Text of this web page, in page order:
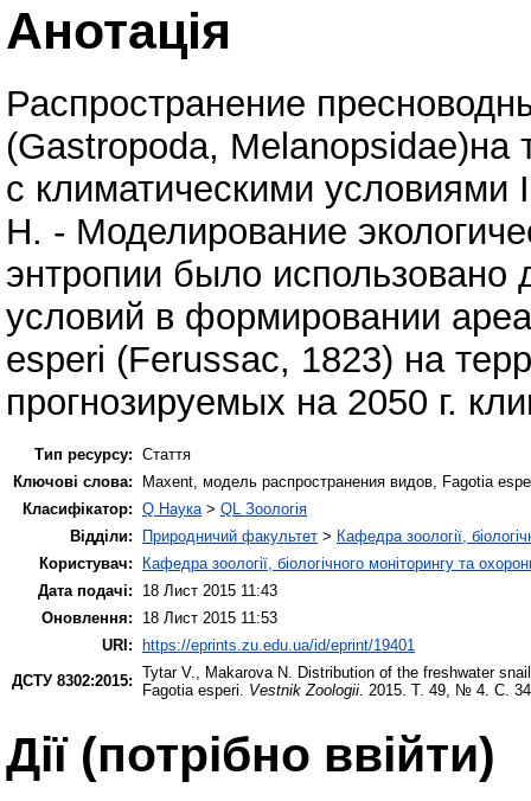
Анотація
Распространение
(Gastropoda, Melanopsidae)на
с климатическими
Н. - Моделирование
энтропии было использовано
условий в формировании
еsperi (Ferussac, 1823) на
прогнозируемых на 2050 г.
Тип ресурсу: Стаття
Ключові слова:
Maxent, модель распространения видов, Fagotia
Класифікатор: Q Наука > QL Зоологія
Відділи:
Природничий факультет > Кафедра зоології,
Користувач:
Кафедра зоології, біологічного моніторингу та
Дата подачі:
18 Лист 2015 11:43
Оновлення:
18 Лист 2015 11:53
URI: https://eprints.zu.edu.ua/id/eprint/19401
ДСТУ 8302:2015: Tytar V. Makarova N. Distribution of the freshwater
Fagotia еsperi. Vestnik Zoologii . 2015. Т. 49, № 4. С.
Дії ​​(потрібно ввійти)